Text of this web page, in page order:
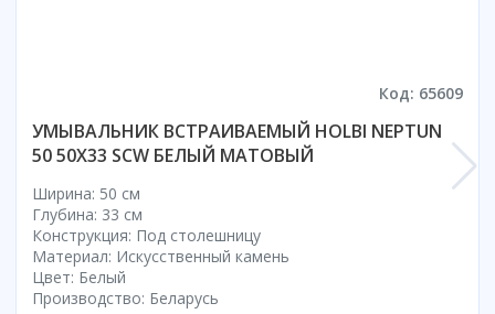
Низкие
200 см
До 200 см
Смотреть все
Комплектующие
Сифоны
Код: 65609
УМЫВАЛЬНИК ВСТРАИВАЕМЫЙ HOLBI NEPTUN
50 50X33 SCW БЕЛЫЙ МАТОВЫЙ
Ширина: 50 см
Глубина: 33 см
Конструкция: Под столешницу
Материал: Искусственный камень
Цвет: Белый
Производство: Беларусь